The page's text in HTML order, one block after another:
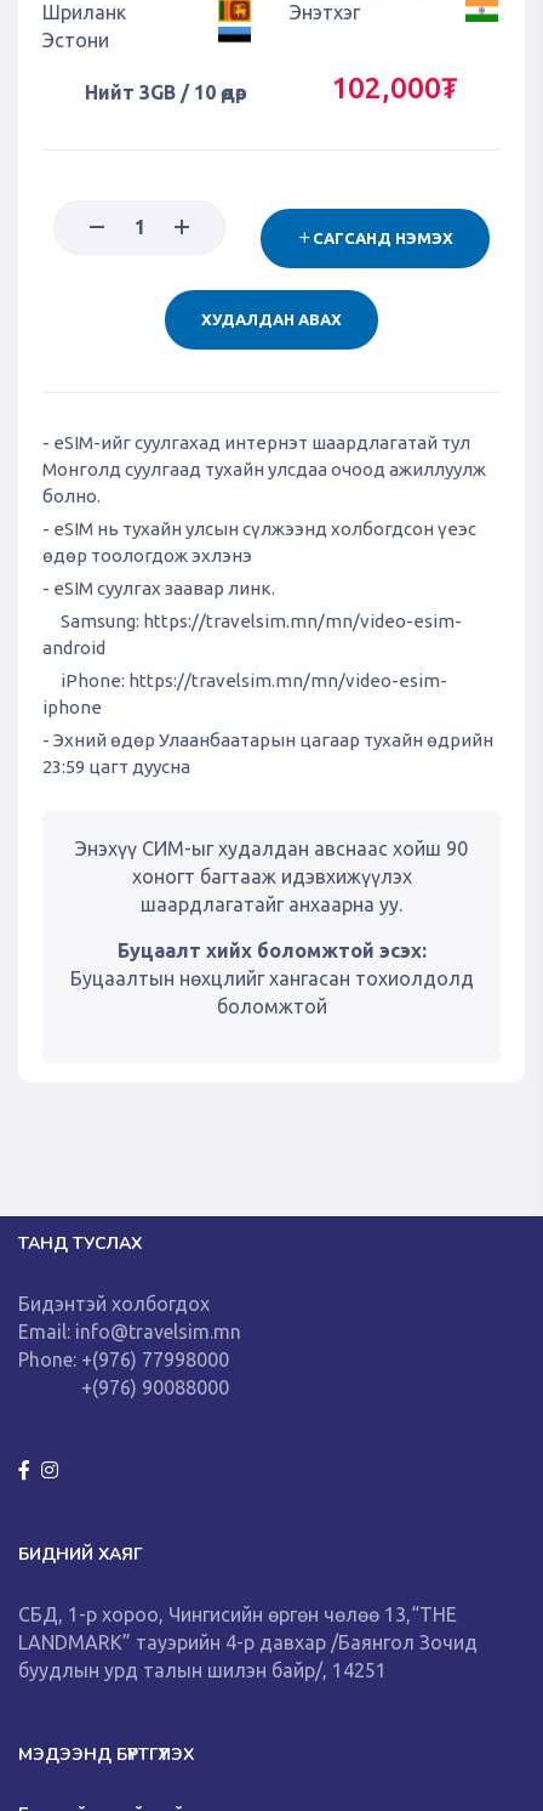
Шриланк
Энэтхэг
Эстони
Нийт 3GB / 10 өдөр 102,000₮
САГСАНД НЭМЭХ
ХУДАЛДАН АВАХ
- eSIM-ийг суулгахад интернэт шаардлагатай тул
Монголд суулгаад тухайн улсдаа очоод ажиллуулж
болно.
- eSIM нь тухайн улсын сүлжээнд холбогдсон үеэс
өдөр тоологдож эхлэнэ
- eSIM суулгах заавар линк.
Samsung: https://travelsim.mn/mn/video-esim-
android
iPhone: https://travelsim.mn/mn/video-esim-
iphone
- Эхний өдөр Улаанбаатарын цагаар тухайн өдрийн
23:59 цагт дуусна
Энэхүү СИМ-ыг худалдан авснаас хойш 90
хоногт багтааж идэвхижүүлэх
шаардлагатайг анхаарна уу.
Буцаалт хийх боломжтой эсэх:
Буцаалтын нөхцлийг хангасан тохиолдолд
боломжтой
ТАНД ТУСЛАХ
Бидэнтэй холбогдох
Email: info@travelsim.mn
Phone: +(976) 77998000
+(976) 90088000
БИДНИЙ ХАЯГ
СБД, 1-р хороо, Чингисийн өргөн чөлөө 13,“THE
LANDMARK” тауэрийн 4-р давхар /Баянгол Зочид
буудлын урд талын шилэн байр/, 14251
МЭДЭЭНД БҮРТГҮҮЛЭХ